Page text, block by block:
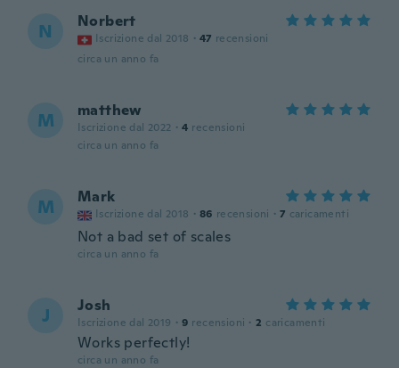
N Norbert
Iscrizione dal 2018 · 47 recensioni
circa un anno fa
M matthew
Iscrizione dal 2022 · 4 recensioni
circa un anno fa
M Mark
Iscrizione dal 2018 · 86 recensioni · 7 caricamenti
Not a bad set of scales
circa un anno fa
J Josh
Iscrizione dal 2019 · 9 recensioni · 2 caricamenti
Works perfectly!
circa un anno fa